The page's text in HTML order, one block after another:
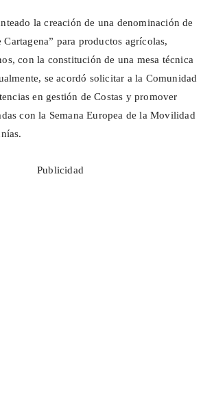
la creación de una denominación de
para productos agrícolas,
con la constitución de una mesa técnica
se acordó solicitar a la Comunidad
en gestión de Costas y promover
con la Semana Europea de la Movilidad
Publicidad